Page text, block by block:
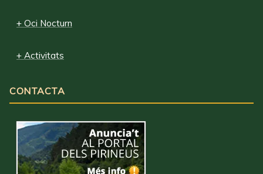
+ Oci Nocturn
+ Activitats
CONTACTA